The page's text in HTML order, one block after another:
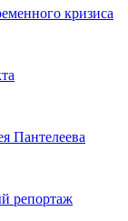
кризиса
Пантелеева
репортаж